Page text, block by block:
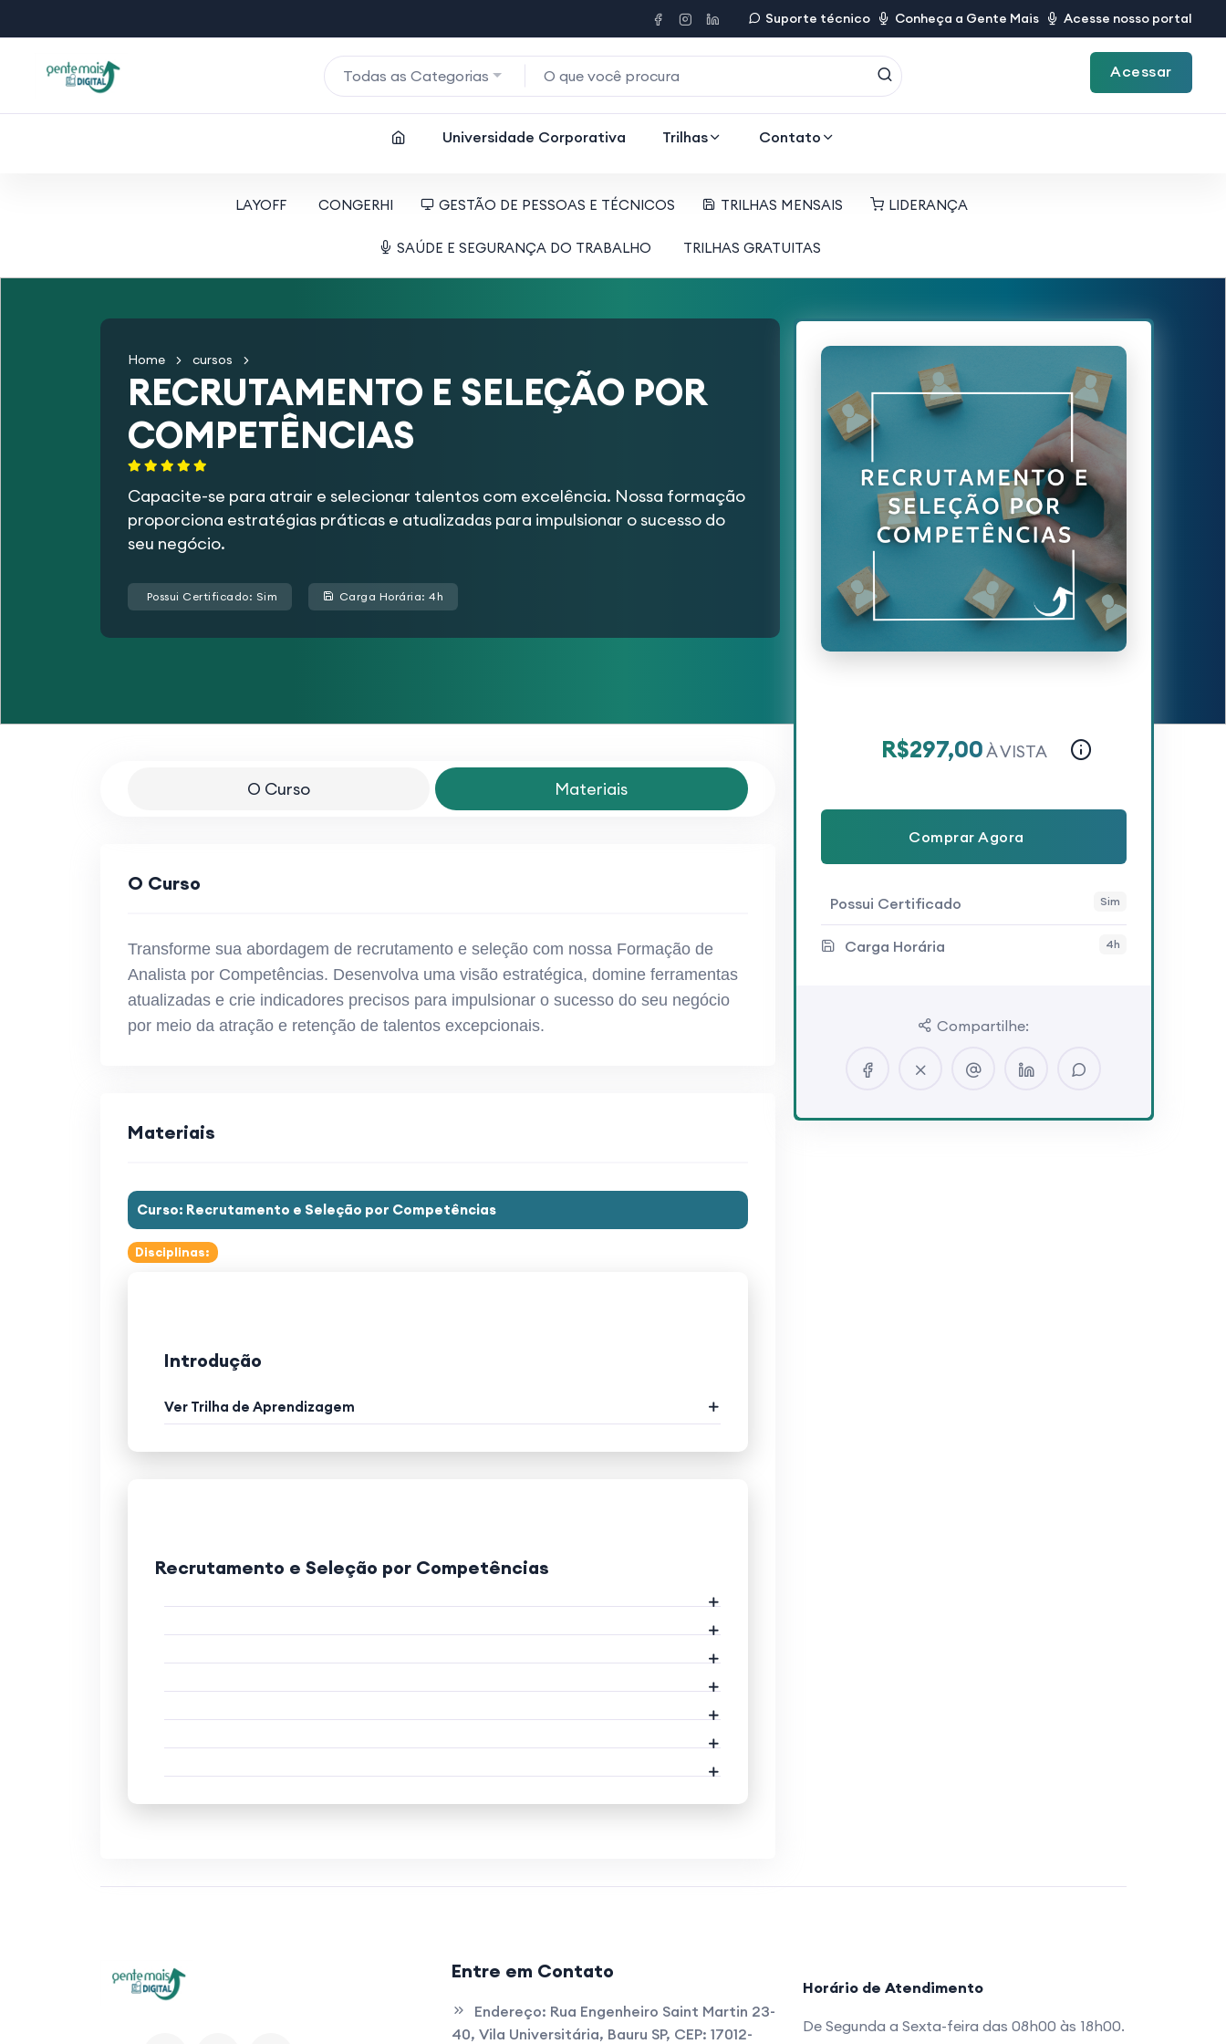
Suporte técnico Conheça a Gente Mais Acesse nosso portal
Todas as Categorias Acessar
Universidade Corporativa Trilhas Contato
LAYOFF CONGERHI GESTÃO DE PESSOAS E TÉCNICOS TRILHAS MENSAIS LIDERANÇA
SAÚDE E SEGURANÇA DO TRABALHO TRILHAS GRATUITAS
Home cursos
RECRUTAMENTO E SELEÇÃO POR
COMPETÊNCIAS
Capacite-se para atrair e selecionar talentos com excelência. Nossa formação
proporciona estratégias práticas e atualizadas para impulsionar o sucesso do
seu negócio.
Possui Certificado: Sim Carga Horária: 4h
R$297,00À VISTA
Comprar Agora
Possui Certificado Sim
Carga Horária 4h
Compartilhe:
O Curso Materiais
O Curso
Transforme sua abordagem de recrutamento e seleção com nossa Formação de
Analista por Competências. Desenvolva uma visão estratégica, domine ferramentas
atualizadas e crie indicadores precisos para impulsionar o sucesso do seu negócio
por meio da atração e retenção de talentos excepcionais.
Materiais
Curso: Recrutamento e Seleção por Competências
Disciplinas:
Introdução
Ver Trilha de Aprendizagem
Recrutamento e Seleção por Competências
Entre em Contato
Endereço: Rua Engenheiro Saint Martin 23-
40, Vila Universitária, Bauru SP, CEP: 17012-
Horário de Atendimento
De Segunda a Sexta-feira das 08h00 às 18h00.